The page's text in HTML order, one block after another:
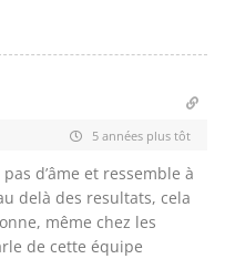
5 années plus tôt
d’âme et ressemble à
delà des resultats, cela
même chez les
de cette équipe